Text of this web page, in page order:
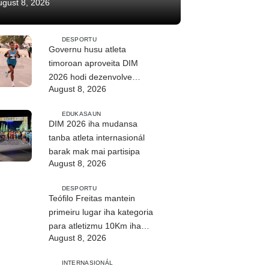
8, 2026
DESPORTU
Governu husu atleta
timoroan aproveita DIM
2026 hodi dezenvolve
kapasidade
August 8, 2026
EDUKASAUN
DIM 2026 iha mudansa
tanba atleta internasionál
barak mak mai partisipa
August 8, 2026
DESPORTU
Teófilo Freitas mantein
primeiru lugar iha kategoria
para atletizmu 10Km iha
DIM
August 8, 2026
INTERNASIONÁL